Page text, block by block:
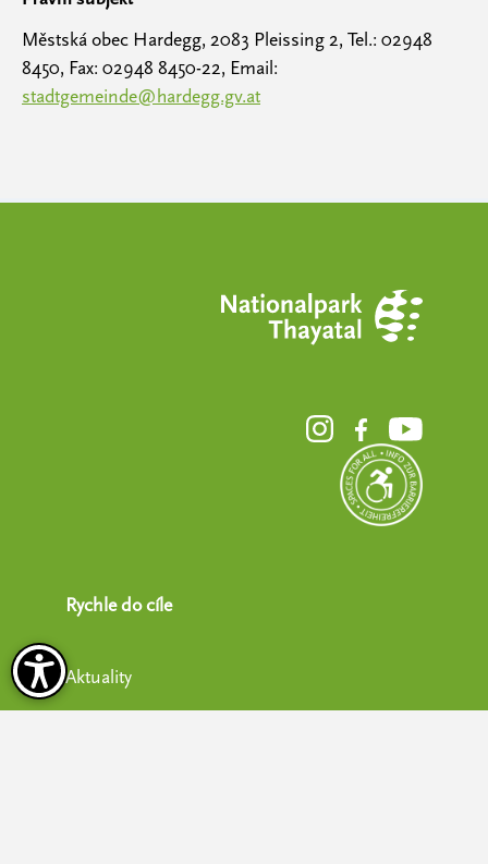
Městská obec Hardegg, 2083 Pleissing 2, Tel.: 02948
8450, Fax: 02948 8450-22, Email:
stadtgemeinde@hardegg.gv.at
Rychle do cíle
Aktuality